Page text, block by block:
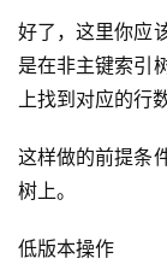
好了，这里你应
是在非主键索引
上找到对应的行数
这样做的前提条
树上。
低版本操作